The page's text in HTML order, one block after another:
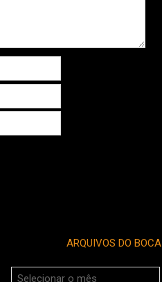
ARQUIVOS DO BOCA
Arquivos